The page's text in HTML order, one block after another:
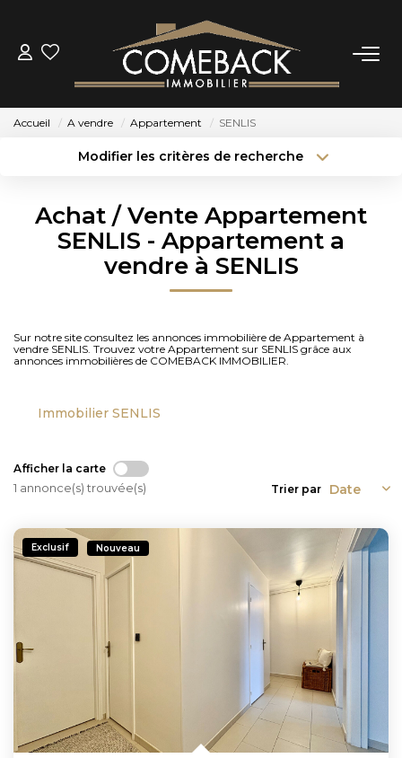
ACHETER
NOTRE AGENCE
CONTACT
Accueil A vendre Appartement SENLIS
Modifier les critères de recherche
Sélectionnez...
Type de bien
Surface min
Plus de critères
Achat / Vente Appartement
SENLIS - Appartement a
vendre à SENLIS
Sur notre site consultez les annonces immobilière de Appartement à
vendre SENLIS. Trouvez votre Appartement sur SENLIS grâce aux
annonces immobilières de COMEBACK IMMOBILIER.
Immobilier SENLIS
Afficher la carte
1 annonce(s) trouvée(s) Trier par
Exclusif Nouveau